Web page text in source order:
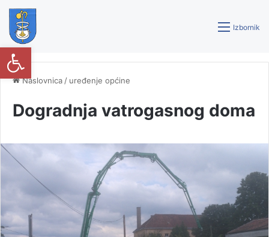
Izbornik
Naslovnica / uređenje općine
Dogradnja vatrogasnog doma
Open toolbar